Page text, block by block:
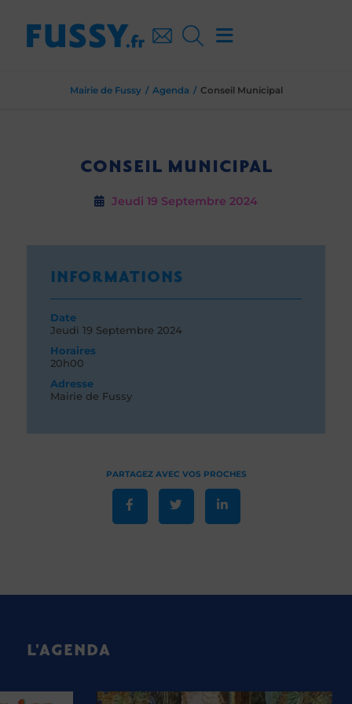
Mairie de Fussy Agenda Conseil Municipal
CONSEIL MUNICIPAL
Jeudi 19 Septembre 2024
INFORMATIONS
Date
Jeudi 19 Septembre 2024
Horaires
20h00
Adresse
Mairie de Fussy
L'AGENDA